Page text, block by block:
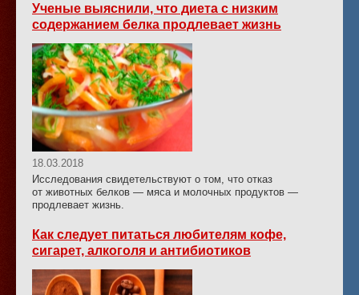
Ученые выяснили, что диета с низким
содержанием белка продлевает жизнь
18.03.2018
Исследования свидетельствуют о том, что отказ
от животных белков — мяса и молочных продуктов —
продлевает жизнь.
Как следует питаться любителям кофе,
сигарет, алкоголя и антибиотиков